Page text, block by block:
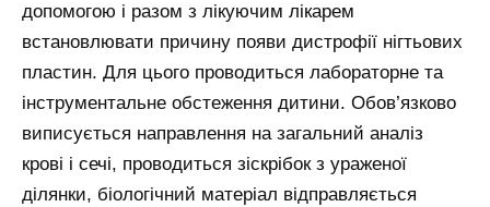
допомогою і разом з лікуючим лікарем
встановлювати причину появи дистрофії нігтьових
пластин. Для цього проводиться лабораторне та
інструментальне обстеження дитини. Обов’язково
виписується направлення на загальний аналіз
крові і сечі, проводиться зіскрібок з ураженої
ділянки, біологічний матеріал відправляється